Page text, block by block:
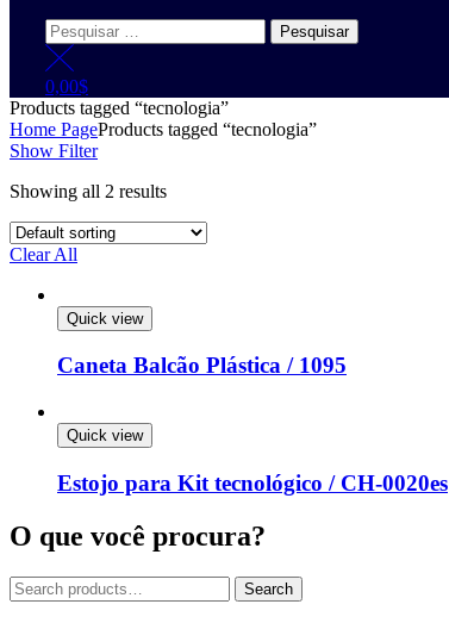
Pesquisar
por:
0,00$
Products tagged “tecnologia”
Home PageProducts tagged “tecnologia”
Show Filter
Showing all 2 results
Clear All
Quick view
Caneta Balcão Plástica / 1095
Quick view
Estojo para Kit tecnológico / CH-0020es
O que você procura?
Search
for:
Search